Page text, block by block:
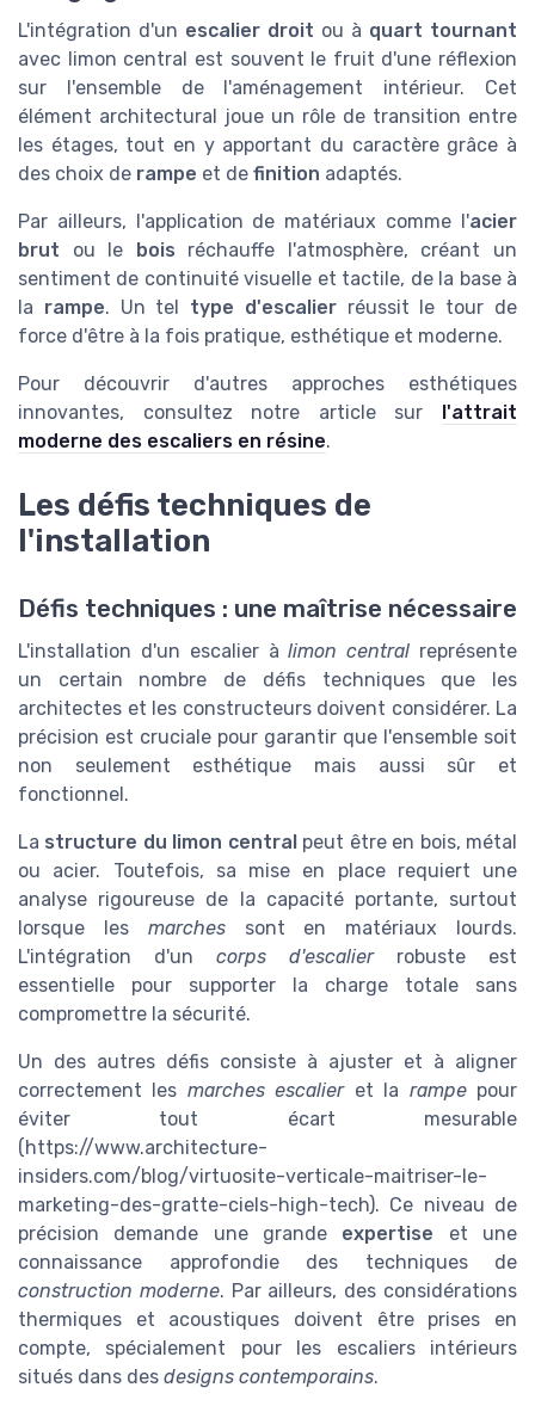
L'intégration d'un escalier droit ou à quart tournant
avec limon central est souvent le fruit d'une réflexion
sur l'ensemble de l'aménagement intérieur. Cet
élément architectural joue un rôle de transition entre
les étages, tout en y apportant du caractère grâce à
des choix de rampe et de finition adaptés.
Par ailleurs, l'application de matériaux comme l'acier
brut ou le bois réchauffe l'atmosphère, créant un
sentiment de continuité visuelle et tactile, de la base à
la rampe. Un tel type d'escalierréussit le tour de
force d'être à la fois pratique, esthétique et moderne.
Pour découvrir d'autres approches esthétiques
innovantes, consultez notre article sur
l'attrait
moderne des escaliers en résine.
Les défis techniques de
l'installation
Défis techniques : une maîtrise nécessaire
L'installation d'un escalier àlimon central représente
un certain nombre de défis techniques que les
architectes et les constructeurs doivent considérer. La
précision est cruciale pour garantir que l'ensemble soit
non seulement esthétique mais aussi sûr et
fonctionnel.
La structure du limon centralpeut être en bois, métal
ou acier. Toutefois, sa mise en place requiert une
analyse rigoureuse de la capacité portante, surtout
lorsque les marchessont en matériaux lourds.
L'intégration d'un corps d'escalierrobuste est
essentielle pour supporter la charge totale sans
compromettre la sécurité.
Un des autres défis consiste à ajuster et à aligner
correctement les marches escalieret la rampepour
éviter tout écart mesurable
(https://www.architecture-
insiders.com/blog/virtuosite-verticale-maitriser-le-
marketing-des-gratte-ciels-high-tech). Ce niveau de
précision demande une grande expertise et une
connaissance approfondie des techniques de
construction moderne. Par ailleurs, des considérations
thermiques et acoustiques doivent être prises en
compte, spécialement pour les escaliers intérieurs
situés dans des designs contemporains.